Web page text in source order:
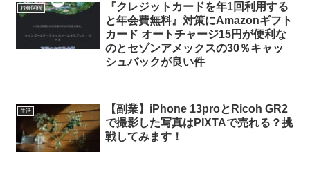
お金関係
『クレジットカードを年1回利用する
と年会費無料』対策にAmazonギフト
カード オートチャージ15円が便利な
のとセゾンアメックスの30％キャッ
シュバックが良い件
生活
【副業】iPhone 13proとRicoh GR2
で撮影した写真はPIXTAで売れる？挑
戦してみます！